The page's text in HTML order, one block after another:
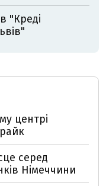
"Креді
центрі
серед
Німеччини